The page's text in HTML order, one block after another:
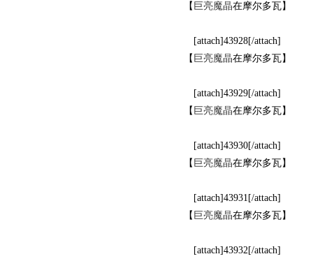
【 巨亮魔晶在摩尔多瓦】
[attach]43928[/attach]
【 巨亮魔晶在摩尔多瓦】
[attach]43929[/attach]
【 巨亮魔晶在摩尔多瓦】
[attach]43930[/attach]
【 巨亮魔晶在摩尔多瓦】
[attach]43931[/attach]
【 巨亮魔晶在摩尔多瓦】
[attach]43932[/attach]